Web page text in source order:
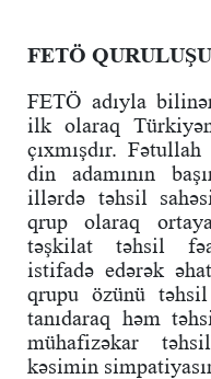
FETÖ QURULUŞU
FETÖ adıyla
ilk olaraq
çıxmışdır.
din adamının
illərdə təhsil
qrup olaraq
təşkilat təhsil
istifadə edərək
qrupu özünü
tanıdaraq həm
mühafizəkar
kəsimin